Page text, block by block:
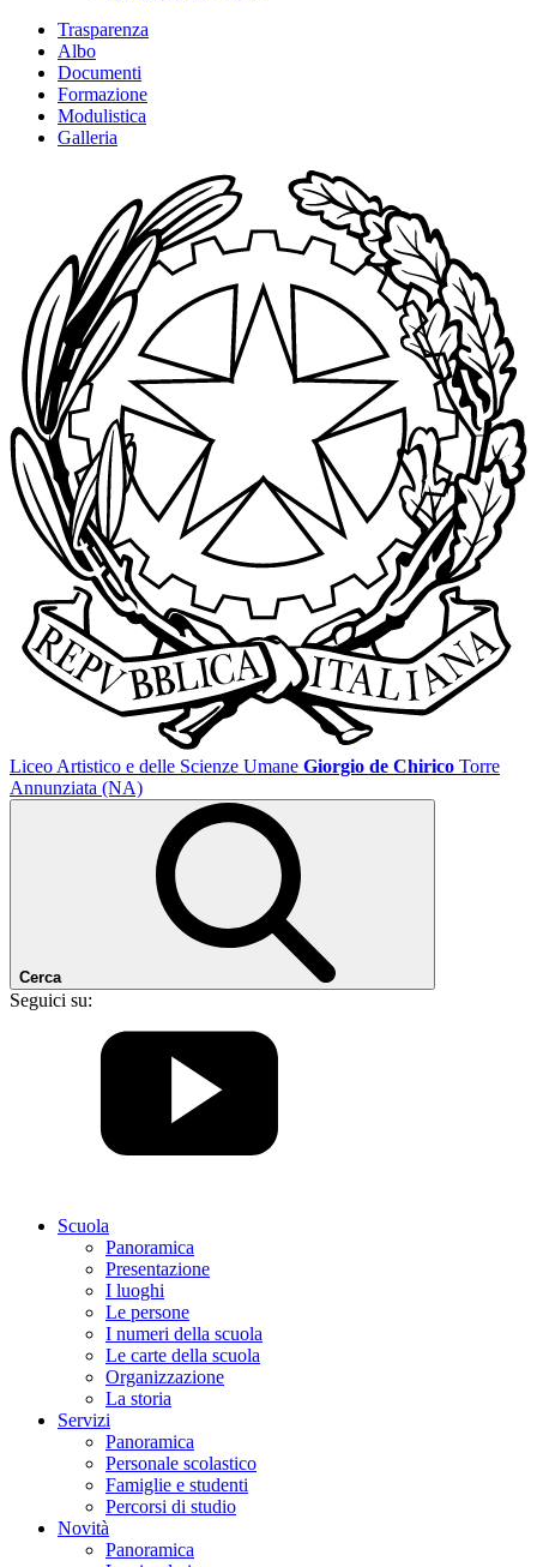
Trasparenza
Albo
Documenti
Formazione
Modulistica
Galleria
Liceo Artistico e delle Scienze Umane Giorgio de Chirico Torre
Annunziata (NA)
Cerca
Seguici su:
Scuola
Panoramica
Presentazione
I luoghi
Le persone
I numeri della scuola
Le carte della scuola
Organizzazione
La storia
Servizi
Panoramica
Personale scolastico
Famiglie e studenti
Percorsi di studio
Novità
Panoramica